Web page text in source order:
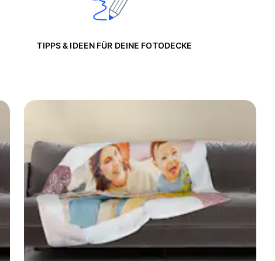
TIPPS & IDEEN FÜR DEINE FOTODECKE